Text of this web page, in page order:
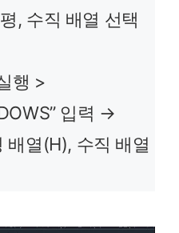
, 수직 배열 선택
행 >
입력 →
배열(H), 수직 배열